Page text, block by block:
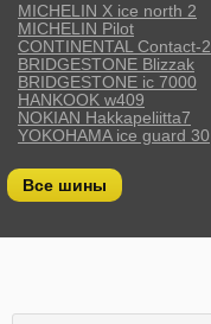
MICHELIN X ice north 2
MICHELIN Pilot
CONTINENTAL Contact-2
BRIDGESTONE Blizzak
BRIDGESTONE ic 7000
HANKOOK w409
NOKIAN Hakkapeliitta7
YOKOHAMA ice guard 30
Все шины